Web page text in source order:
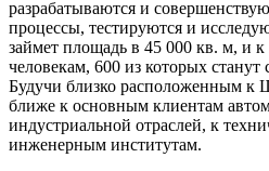
разрабатываются и
процессы, тестируются и
займет площадь в 45 000 кв. м, и к
человекам, 600 из которых
Будучи близко расположенным к
ближе к основным клиентам
индустриальной отраслей, к
инженерным институтам.